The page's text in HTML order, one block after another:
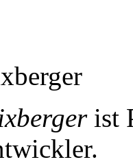
ist